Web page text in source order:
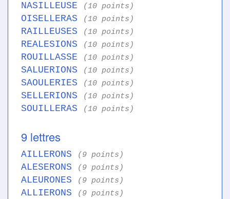
NASILLEUSE (10 points)
OISELLERAS (10 points)
RAILLEUSES (10 points)
REALESIONS (10 points)
ROUILLASSE (10 points)
SALUERIONS (10 points)
SAOULERIES (10 points)
SELLERIONS (10 points)
SOUILLERAS (10 points)
9 lettres
AILLERONS (9 points)
ALESERONS (9 points)
ALEURONES (9 points)
ALLIERONS (9 points)